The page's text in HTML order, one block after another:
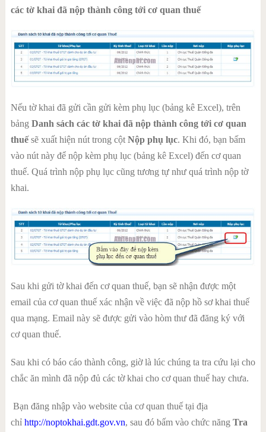
các tờ khai đã nộp thành công tới cơ quan thuế
Nếu tờ khai đã gửi cần gửi kèm phụ lục (bảng kê Excel), trên
bảng Danh sách các tờ khai đã nộp thành công tới cơ quan
thuế sẽ xuất hiện nút trong cột Nộp phụ lục. Khi đó, bạn bấm
vào nút này để nộp kèm phụ lục (bảng kê Excel) đến cơ quan
thuế. Quá trình nộp phụ lục cũng tương tự như quá trình nộp tờ
khai.
Sau khi gửi tờ khai đến cơ quan thuế, bạn sẽ nhận được một
email của cơ quan thuế xác nhận về việc đã nộp hồ sơ khai thuế
qua mạng. Email này sẽ được gửi vào hòm thư đã đăng ký với
cơ quan thuế.
Sau khi có báo cáo thành công, giờ là lúc chúng ta tra cứu lại cho
chắc ăn mình đã nộp đủ các tờ khai cho cơ quan thuế hay chưa.
Bạn đăng nhập vào website của cơ quan thuế tại địa
chỉ http://noptokhai.gdt.gov.vn, sau đó bấm vào chức năng Tra